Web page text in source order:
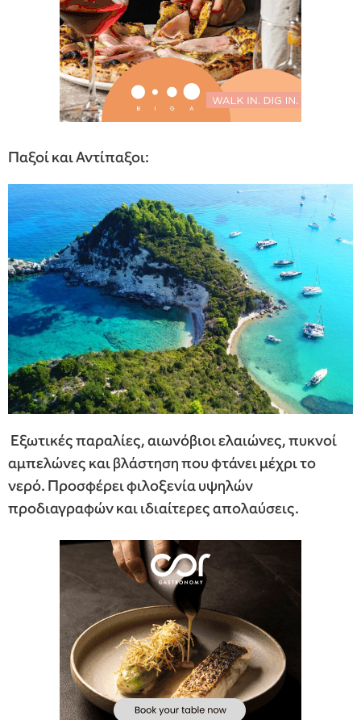
Παξοί και Αντίπαξοι:
Εξωτικές παραλίες, αιωνόβιοι ελαιώνες, πυκνοί
αμπελώνες και βλάστηση που φτάνει μέχρι το
νερό. Προσφέρει φιλοξενία υψηλών
προδιαγραφών και ιδιαίτερες απολαύσεις.